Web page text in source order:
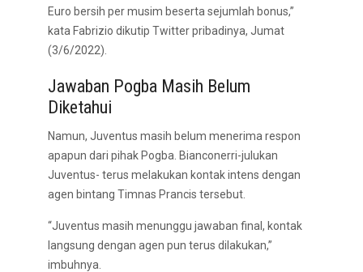
Euro bersih per musim beserta sejumlah bonus,”
kata Fabrizio dikutip Twitter pribadinya, Jumat
(3/6/2022).
Jawaban Pogba Masih Belum
Diketahui
Namun, Juventus masih belum menerima respon
apapun dari pihak Pogba. Bianconerri-julukan
Juventus- terus melakukan kontak intens dengan
agen bintang Timnas Prancis tersebut.
“Juventus masih menunggu jawaban final, kontak
langsung dengan agen pun terus dilakukan,”
imbuhnya.